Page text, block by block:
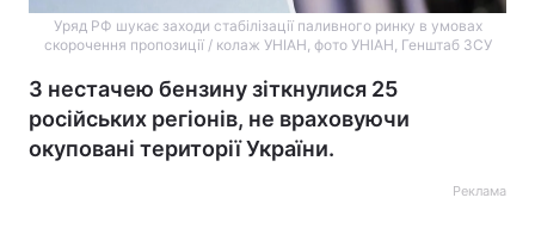
Уряд РФ шукає заходи стабілізації паливного ринку в умовах
скорочення пропозиції / колаж УНІАН, фото УНІАН, Генштаб ЗСУ
З нестачею бензину зіткнулися 25
російських регіонів, не враховуючи
окуповані території України.
Реклама